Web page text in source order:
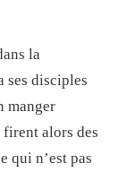
la
ses disciples
manger
alors des
qui n’est pas